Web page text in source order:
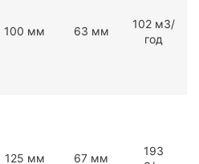
100 мм 63 мм
102 мЗ/
год
125 мм 67 мм
193